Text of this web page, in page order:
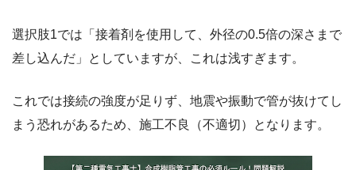
選択肢1では「接着剤を使用して、外径の0.5倍の深さまで
差し込んだ」としていますが、これは浅すぎます。
これでは接続の強度が足りず、地震や振動で管が抜けてし
まう恐れがあるため、施工不良（不適切）となります。